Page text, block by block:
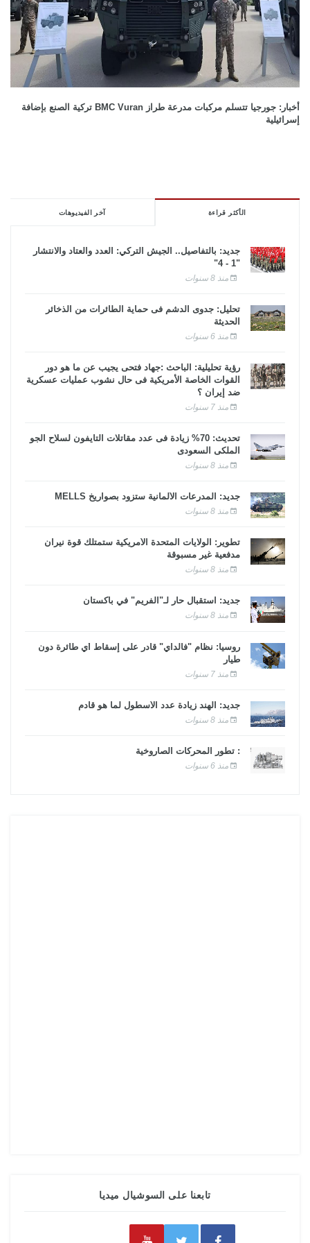
أخبار: جورجيا تتسلم مركبات مدرعة طراز BMC Vuran تركية الصنع بإضافة
إسرائيلية
الأكثر قراءة آخر الفيديوهات
جديد: بالتفاصيل.. الجيش التركي: العدد والعتاد والانتشار
"1 - 4"
منذ 8 سنوات
تحليل: جدوى الدشم فى حماية الطائرات من الذخائر
الحديثة
منذ 6 سنوات
رؤية تحليلية: الباحث :جهاد فتحى يجيب عن ما هو دور
القوات الخاصة الأمريكية فى حال نشوب عمليات عسكرية
ضد إيران ؟
منذ 7 سنوات
تحديث: 70% زيادة فى عدد مقاتلات التايفون لسلاح الجو
الملكى السعودى
منذ 8 سنوات
جديد: المدرعات الألمانية ستزود بصواريخ MELLS
منذ 8 سنوات
تطوير: الولايات المتحدة الأمريكية ستمتلك قوة نيران
مدفعية غير مسبوقة
منذ 8 سنوات
جديد: استقبال حار لـ"الفريم" في باكستان
منذ 8 سنوات
روسيا: نظام "فالداي" قادر على إسقاط أي طائرة دون
طيار
منذ 7 سنوات
جديد: الهند زيادة عدد الأسطول لما هو قادم
منذ 8 سنوات
: تطور المحركات الصاروخية
منذ 6 سنوات
تابعنا على السوشيال ميديا